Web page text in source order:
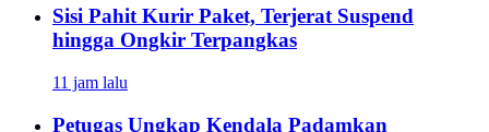
Sisi Pahit Kurir Paket, Terjerat Suspend
hingga Ongkir Terpangkas
11 jam lalu
Petugas Ungkap Kendala Padamkan